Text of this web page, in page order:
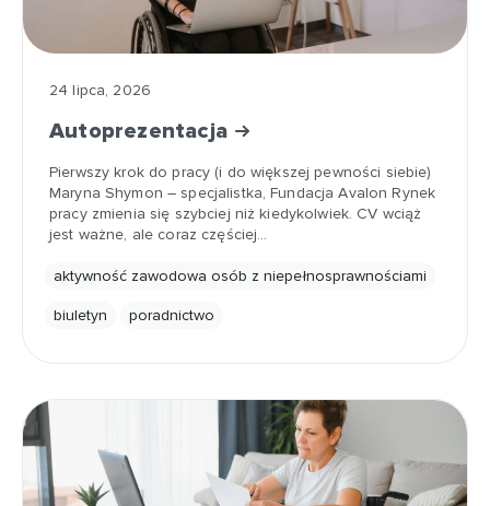
24 lipca, 2026
Autoprezentacja
Pierwszy krok do pracy (i do większej pewności siebie)
Maryna Shymon – specjalistka, Fundacja Avalon Rynek
pracy zmienia się szybciej niż kiedykolwiek. CV wciąż
jest ważne, ale coraz częściej…
aktywność zawodowa osób z niepełnosprawnościami
biuletyn poradnictwo